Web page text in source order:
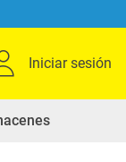
Iniciar sesión